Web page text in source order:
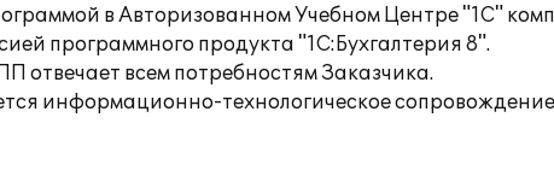
в Авторизованном Учебном Центре "1С"
программного продукта "1С:Бухгалтерия 8".
отвечает всем потребностям Заказчика.
информационно-технологическое сопровождение